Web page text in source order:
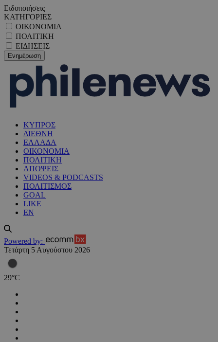
Ειδοποιήσεις
ΚΑΤΗΓΟΡΙΕΣ
ΟΙΚΟΝΟΜΙΑ
ΠΟΛΙΤΙΚΗ
ΕΙΔΗΣΕΙΣ
ΚΥΠΡΟΣ
ΔΙΕΘΝΗ
ΕΛΛΑΔΑ
ΟΙΚΟΝΟΜΙΑ
ΠΟΛΙΤΙΚΗ
ΑΠΟΨΕΙΣ
VIDEOS & PODCASTS
ΠΟΛΙΤΙΣΜΟΣ
GOAL
LIKE
EN
Powered by:
Τετάρτη 5 Αυγούστου 2026
29°C